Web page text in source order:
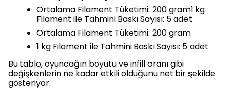
Ortalama Filament Tüketimi: 200 gram1 kg
Filament ile Tahmini Baskı Sayısı: 5 adet
Ortalama Filament Tüketimi: 200 gram
1 kg Filament ile Tahmini Baskı Sayısı: 5 adet
Bu tablo, oyuncağın boyutu ve infill oranı gibi
değişkenlerin ne kadar etkili olduğunu net bir şekilde
gösteriyor.